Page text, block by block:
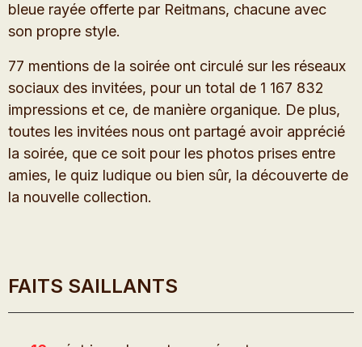
bleue rayée offerte par Reitmans, chacune avec
son propre style.
77 mentions de la soirée ont circulé sur les réseaux
sociaux des invitées, pour un total de 1 167 832
impressions et ce, de manière organique. De plus,
toutes les invitées nous ont partagé avoir apprécié
la soirée, que ce soit pour les photos prises entre
amies, le quiz ludique ou bien sûr, la découverte de
la nouvelle collection.
FAITS SAILLANTS